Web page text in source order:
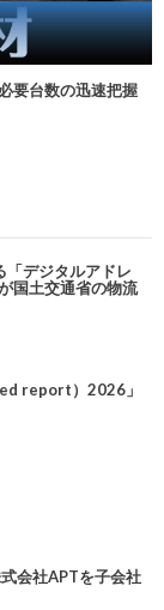
要台数の迅速把握
「デジタルアドレ
国土交通省の物流
report）2026」
会社APTを子会社